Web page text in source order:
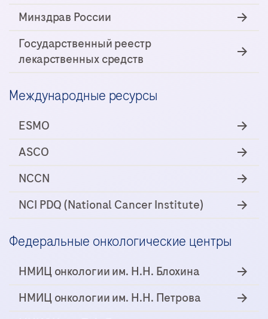
Минздрав России
Государственный реестр
лекарственных средств
Международные ресурсы
ESMO
ASCO
NCCN
NCI PDQ (National Cancer Institute)
Федеральные онкологические центры
НМИЦ онкологии им. Н.Н. Блохина
НМИЦ онкологии им. Н.Н. Петрова